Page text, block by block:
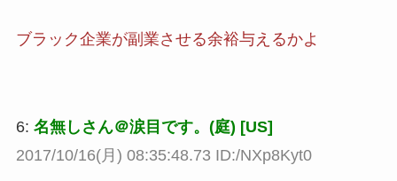
ブラック企業が副業させる余裕与えるかよ
6: 名無しさん＠涙目です。(庭) [US]
2017/10/16(月) 08:35:48.73 ID:/NXp8Kyt0